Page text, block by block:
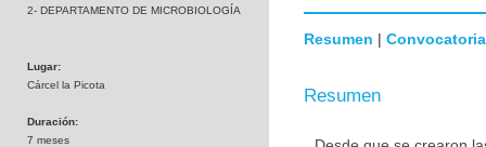
2- DEPARTAMENTO DE MICROBIOLOGÍA
Lugar:
Cárcel la Picota
Duración:
7 meses
Resumen | Convocatoria
Resumen